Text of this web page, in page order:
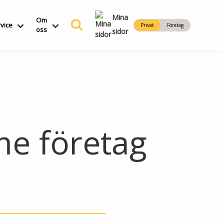
Om
oss
Mina
sidor
Privat Företag
företag